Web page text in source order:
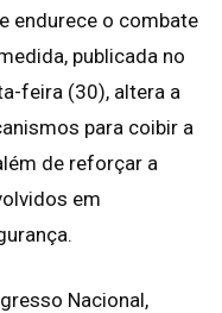
endurece o combate
publicada no
feira (30), altera a
para coibir a
de reforçar a
em
Nacional,